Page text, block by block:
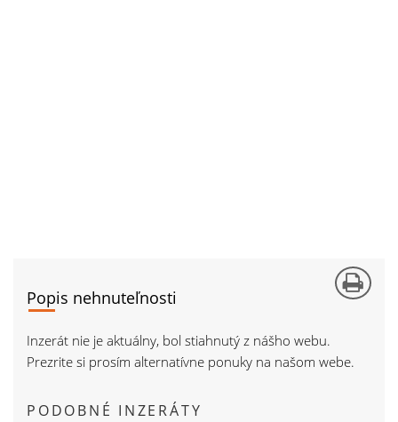
Popis nehnuteľnosti
Inzerát nie je aktuálny, bol stiahnutý z nášho webu.
Prezrite si prosím alternatívne ponuky na našom webe.
PODOBNÉ INZERÁTY